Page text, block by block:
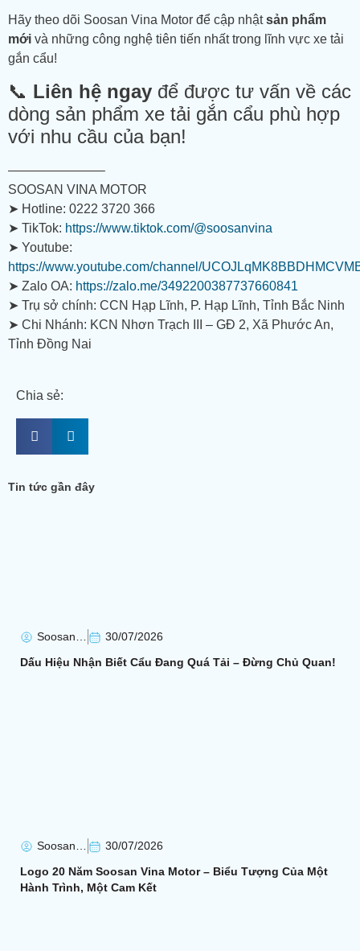
Hãy theo dõi Soosan Vina Motor để cập nhậtsản phẩm
mới và những công nghệ tiên tiến nhất trong lĩnh vực xe tải
gắn cẩu!
📞 Liên hệ ngay để được tư vấn về các
dòng sản phẩm xe tải gắn cẩu phù hợp
với nhu cầu của bạn!
———————–
SOOSAN VINA MOTOR
➤ Hotline: 0222 3720 366
➤ TikTok: https://www.tiktok.com/@soosanvina
➤ Youtube:
https://www.youtube.com/channel/
➤ Zalo OA: https://zalo.me/3492200387737660841
➤ Trụ sở chính: CCN Hạp Lĩnh, P. Hạp Lĩnh, Tỉnh Bắc Ninh
➤ Chi Nhánh: KCN Nhơn Trạch III – GĐ 2, Xã Phước An,
Tỉnh Đồng Nai
Chia sẻ:
Tin tức gần đây
30/07/2026
Dấu Hiệu Nhận Biết Cẩu Đang Quá Tải – Đừng Chủ Quan!
30/07/2026
Logo 20 Năm Soosan Vina Motor – Biểu Tượng Của Một
Hành Trình, Một Cam Kết